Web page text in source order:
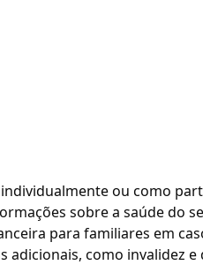
ou como
sobre a saúde do
para familiares em
como invalidez e